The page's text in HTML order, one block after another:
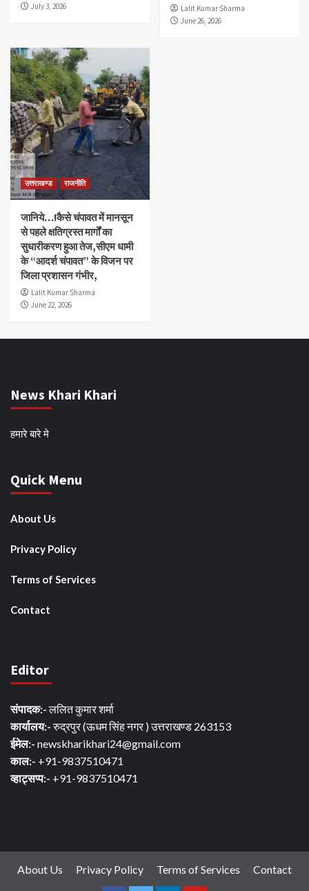
July 3, 2026
Lalit Kumar Sharma
June 26, 2026
उत्तराखण्ड राजनीति
जानिये…!कैसे चंपावत में मानसून
से पहले क्षतिग्रस्त मार्गों का
सुधारीकरण हुआ तेज,सीएम धामी
के “आदर्श चंपावत” के विजन पर
जिला प्रशासन गंभीर,
Lalit Kumar Sharma
June 22, 2026
News Khari Khari
हमारे बारे मे
Quick Menu
About Us
Privacy Policy
Terms of Services
Contact
Editor
संपादक:-ललित कुमार शर्मा
कार्यालय:-रुद्रपुर (ऊधम सिंह नगर ) उत्तराखण्ड 263153
ईमेल:- newskharikhari24@gmail.com
काल:- +91-9837510471
व्हाट्सप्प:- +91-9837510471
About Us Privacy Policy Terms of Services Contact